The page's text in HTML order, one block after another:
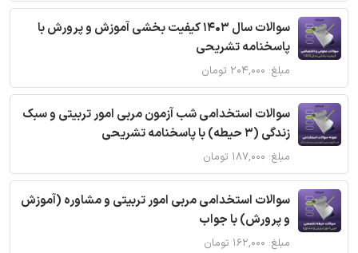
سوالات سال 1403 کیفیت بخشی آموزش و پرورش با
پاسخنامه تشریحی
مبلغ: ۲۰۴,۰۰۰ تومان
سوالات استخدامی شب آزمون مربی امور تربیتی و سبک
زندگی (3 حیطه) با پاسخنامه تشریحی
مبلغ: ۱۸۷,۰۰۰ تومان
سوالات استخدامی مربی امور تربیتی و مشاوره (آموزش
و پرورش) با جواب
مبلغ: ۱۶۲,۰۰۰ تومان